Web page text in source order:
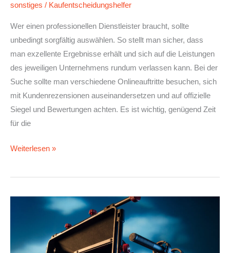
sonstiges / Kaufentscheidungshelfer
Wer einen professionellen Dienstleister braucht, sollte
unbedingt sorgfältig auswählen. So stellt man sicher, dass
man exzellente Ergebnisse erhält und sich auf die Leistungen
des jeweiligen Unternehmens rundum verlassen kann. Bei der
Suche sollte man verschiedene Onlineauftritte besuchen, sich
mit Kundenrezensionen auseinandersetzen und auf offizielle
Siegel und Bewertungen achten. Es ist wichtig, genügend Zeit
für die
Weiterlesen »
Wie